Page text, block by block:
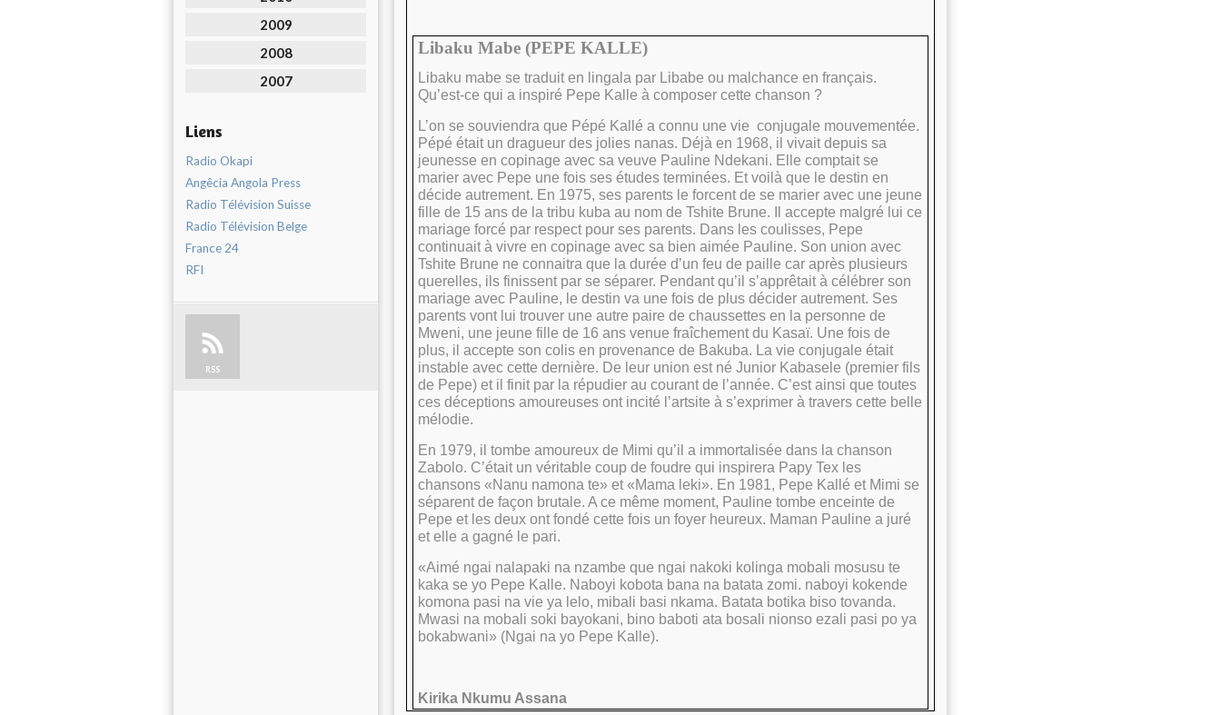
2009
2008
2007
Liens
Radio Okapi
Angêcia Angola Press
Radio Télévision Suisse
Radio Télévision Belge
France 24
RFI
RSS
Libaku Mabe (PEPE KALLE)
Libaku mabe se traduit en lingala par Libabe ou malchance en français.
Qu’est-ce qui a inspiré Pepe Kalle à composer cette chanson ?
L’on se souviendra que Pépé Kallé a connu une vie conjugale mouvementée.
Pépé était un dragueur des jolies nanas. Déjà en 1968, il vivait depuis sa
jeunesse en copinage avec sa veuve Pauline Ndekani. Elle comptait se
marier avec Pepe une fois ses études terminées. Et voilà que le destin en
décide autrement. En 1975, ses parents le forcent de se marier avec une jeune
fille de 15 ans de la tribu kuba au nom de Tshite Brune. Il accepte malgré lui ce
mariage forcé par respect pour ses parents. Dans les coulisses, Pepe
continuait à vivre en copinage avec sa bien aimée Pauline. Son union avec
Tshite Brune ne connaitra que la durée d’un feu de paille car après plusieurs
querelles, ils finissent par se séparer. Pendant qu’il s’apprêtait à célébrer son
mariage avec Pauline, le destin va une fois de plus décider autrement. Ses
parents vont lui trouver une autre paire de chaussettes en la personne de
Mweni, une jeune fille de 16 ans venue fraîchement du Kasaï. Une fois de
plus, il accepte son colis en provenance de Bakuba. La vie conjugale était
instable avec cette dernière. De leur union est né Junior Kabasele (premier fils
de Pepe) et il finit par la répudier au courant de l’année. C’est ainsi que toutes
ces déceptions amoureuses ont incité l’artsite à s’exprimer à travers cette belle
mélodie.
En 1979, il tombe amoureux de Mimi qu’il a immortalisée dans la chanson
Zabolo. C’était un véritable coup de foudre qui inspirera Papy Tex les
chansons «Nanu namona te» et «Mama leki». En 1981, Pepe Kallé et Mimi se
séparent de façon brutale. A ce même moment, Pauline tombe enceinte de
Pepe et les deux ont fondé cette fois un foyer heureux. Maman Pauline a juré
et elle a gagné le pari.
«Aimé ngai nalapaki na nzambe que ngai nakoki kolinga mobali mosusu te
kaka se yo Pepe Kalle. Naboyi kobota bana na batata zomi. naboyi kokende
komona pasi na vie ya lelo, mibali basi nkama. Batata botika biso tovanda.
Mwasi na mobali soki bayokani, bino baboti ata bosali nionso ezali pasi po ya
bokabwani» (Ngai na yo Pepe Kalle).
Kirika Nkumu Assana